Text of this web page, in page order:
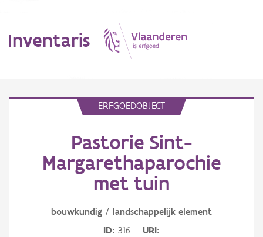
Inventaris
Aanduidingsobject
ERFGOEDOBJECT
Pastorie Sint-
Margarethaparochie
met tuin
bouwkundig / landschappelijk element
ID 316
URI